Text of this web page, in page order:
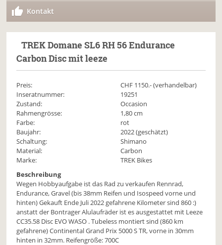
Kontakt
TREKDomane SL6 RH 56 Endurance
Carbon Disc mit leeze
Preis: CHF 1150.- (verhandelbar)
Inseratnummer:
19251
Zustand:
Occasion
Rahmengrösse:
1,80 cm
Farbe:
rot
Baujahr:
2022 (geschätzt)
Schaltung:
Shimano
Material:
Carbon
Marke:
TREK Bikes
Beschreibung
Wegen Hobbyaufgabe ist das Rad zu verkaufen Rennrad,
Endurance, Gravel (bis 38mm Reifen und Isospeed vorne und
hinten) Gekauft Ende Juli 2022 gefahrene Kilometer sind 860 :)
anstatt der Bontrager Alulaufräder ist es ausgestattet mit Leeze
CC35.58 Disc EVO WASO . Tubeless montiert sind (860 km
gefahrene) Continental Grand Prix 5000 S TR, vorne in 30mm
hinten in 32mm. Reifengröße: 700C